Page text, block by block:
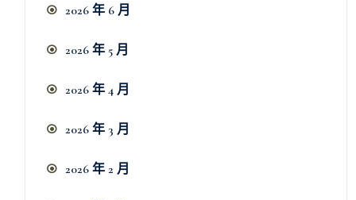
2026 年 6 月
2026 年 5 月
2026 年 4 月
2026 年 3 月
2026 年 2 月